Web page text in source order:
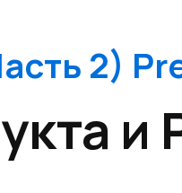
2)
и